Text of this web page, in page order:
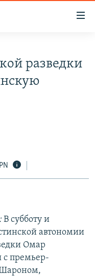
разведки
В субботу и
автономии
Омар
с премьер-